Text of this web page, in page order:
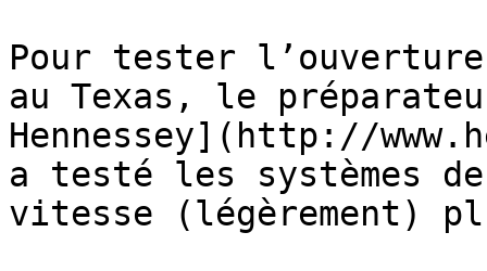
Pour tester
au Texas, le
Hennessey](http://
a testé les systèmes
vitesse (légèrement)